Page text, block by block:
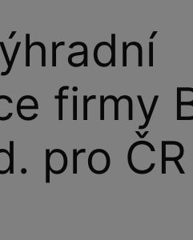
firmy
pro ČR